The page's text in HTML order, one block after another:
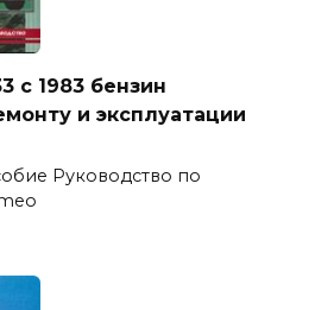
c 1983 бензин
и эксплуатации
Руководство по